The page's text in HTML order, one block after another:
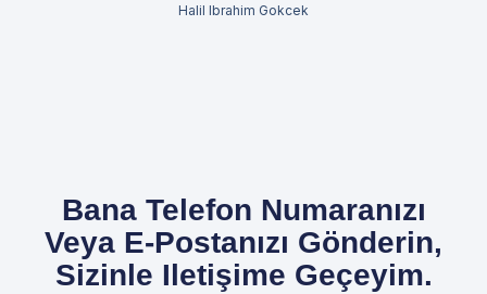
Halil Ibrahim Gokcek
Bana Telefon Numaranızı
Veya E-Postanızı Gönderin,
Sizinle Iletişime Geçeyim.